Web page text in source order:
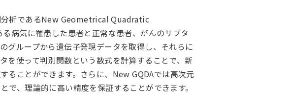
分析であるNew Geometrical Quadratic
病気に罹患した患者と正常な患者、がんのサブタ
グループから遺伝子発現データを取得し、それらに
を使って判別関数という数式を計算することで、新
ることができます。さらに、New GQDAでは高次元
で、理論的に高い精度を保証することができます。